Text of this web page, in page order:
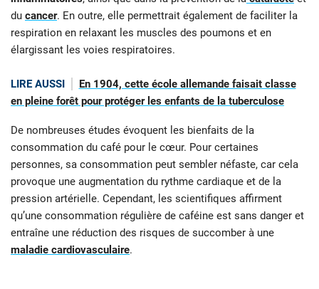
du cancer. En outre, elle permettrait également de faciliter la
respiration en relaxant les muscles des poumons et en
élargissant les voies respiratoires.
LIRE AUSSI
En 1904, cette école allemande faisait classe
en pleine forêt pour protéger les enfants de la tuberculose
De nombreuses études évoquent les bienfaits de la
consommation du café pour le cœur. Pour certaines
personnes, sa consommation peut sembler néfaste, car cela
provoque une augmentation du rythme cardiaque et de la
pression artérielle. Cependant, les scientifiques affirment
qu’une consommation régulière de caféine est sans danger et
entraîne une réduction des risques de succomber à une
maladie cardiovasculaire.